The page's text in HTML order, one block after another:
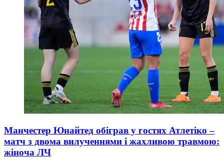
Манчестер Юнайтед обіграв у гостях Атлетіко –
матч з двома вилученнями і жахливою травмою:
жіноча ЛЧ